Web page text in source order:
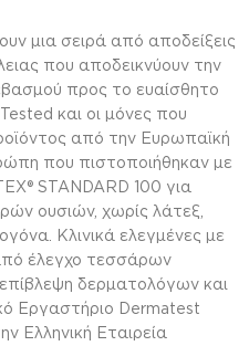
μια σειρά από αποδείξεις
που αποδεικνύουν την
προς το ευαίσθητο
και οι μόνες που
από την Ευρωπαϊκή
που πιστοποιήθηκαν με
STANDARD 100 για
ουσιών, χωρίς λάτεξ,
Κλινικά ελεγμένες με
έλεγχο τεσσάρων
δερματολόγων και
Εργαστήριο Dermatest
Ελληνική Εταιρεία